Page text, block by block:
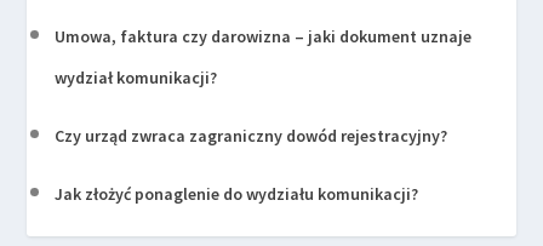
Umowa, faktura czy darowizna – jaki dokument uznaje
wydział komunikacji?
Czy urząd zwraca zagraniczny dowód rejestracyjny?
Jak złożyć ponaglenie do wydziału komunikacji?